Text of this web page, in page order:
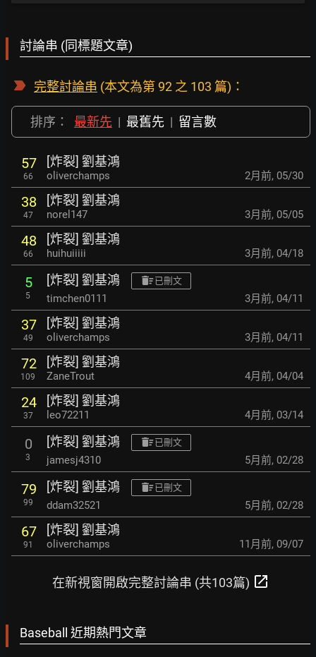
討論串 (同標題文章)
完整討論串 (本文為第 92 之 103 篇)：
排序： 最新先 | 最舊先 | 留言數
57
66
[炸裂] 劉基鴻
oliverchamps 2月前, 05/30
38
47
[炸裂] 劉基鴻
norel147 3月前, 05/05
48
66
[炸裂] 劉基鴻
huihuiiiii 3月前, 04/18
5
5
[炸裂] 劉基鴻 已刪文
timchen0111 3月前, 04/11
37
49
[炸裂] 劉基鴻
oliverchamps 3月前, 04/11
72
109
[炸裂] 劉基鴻
ZaneTrout 4月前, 04/04
24
37
[炸裂] 劉基鴻
leo72211 4月前, 03/14
0
3
[炸裂] 劉基鴻 已刪文
jamesj4310 5月前, 02/28
79
99
[炸裂] 劉基鴻 已刪文
ddam32521 5月前, 02/28
67
91
[炸裂] 劉基鴻
oliverchamps 11月前, 09/07
在新視窗開啟完整討論串 (共103篇) open_in_new
Baseball 近期熱門文章